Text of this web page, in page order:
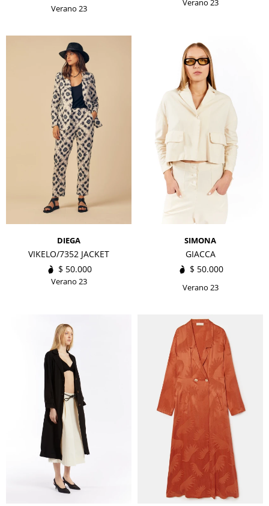
Verano 23
Verano 23
DIEGA
VIKELO/7352 JACKET
$ 50.000
Verano 23
SIMONA
GIACCA
$ 50.000
Verano 23